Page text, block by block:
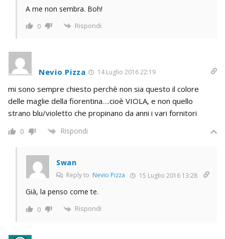
A me non sembra. Boh!
0 Rispondi
Nevio Pizza 14 Luglio 2016 22:19
mi sono sempre chiesto perchè non sia questo il colore
delle maglie della fiorentina….cioè VIOLA, e non quello
strano blu/violetto che propinano da anni i vari fornitori
0 Rispondi
Swan
Reply to Nevio Pizza 15 Luglio 2016 13:28
Già, la penso come te.
0 Rispondi